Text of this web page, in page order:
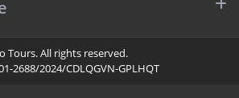
Tours. All rights reserved.
2688/2024/CDLQGVN-GPLHQT